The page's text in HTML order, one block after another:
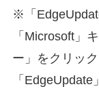
※「
「Microsoft」
ー」をクリッ
「EdgeUpdate